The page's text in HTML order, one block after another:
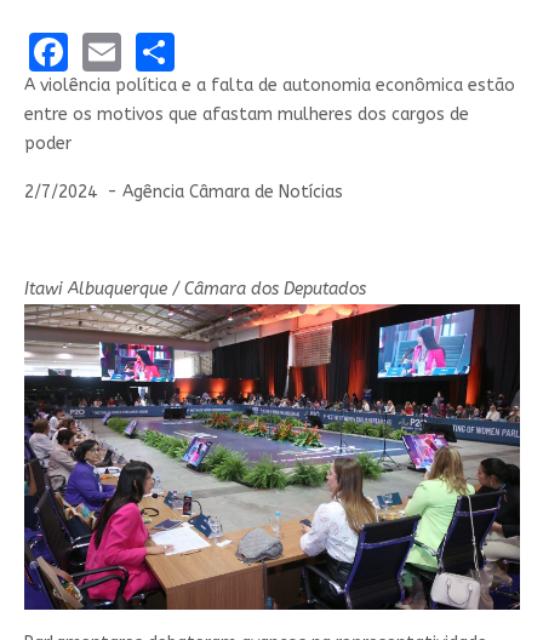
Facebook
EmailShare
A violência política e a falta de autonomia econômica estão
entre os motivos que afastam mulheres dos cargos de
poder
2/7/2024 - Agência Câmara de Notícias
Itawi Albuquerque / Câmara dos Deputados